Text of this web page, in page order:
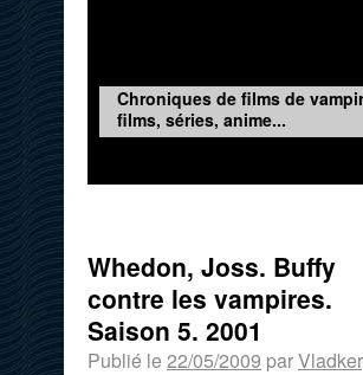
Chroniques de films de
films, séries, anime...
Whedon, Joss. Buffy
contre les vampires.
Saison 5. 2001
Publié le 22/05/2009 par